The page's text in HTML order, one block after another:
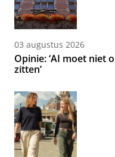
03 augustus 2026
Opinie: ‘AI moet niet
zitten’